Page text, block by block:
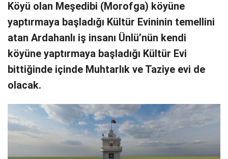
Köyü olan Meşedibi (Morofga) köyüne
yaptırmaya başladığı Kültür Evininin temellini
atan Ardahanlı iş insanı Ünlü’nün kendi
köyüne yaptırmaya başladığı Kültür Evi
bittiğinde içinde Muhtarlık ve Taziye evi de
olacak.